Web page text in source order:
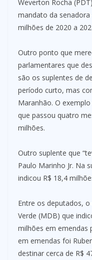
Weverton Rocha
mandato da senadora
milhões de 2020 a
Outro ponto que
parlamentares que
são os suplentes de
período curto, mas
Maranhão. O
que passou quatro
milhões.
Outro suplente que
Paulo Marinho Jr. Na
indicou R$ 18,4
Entre os deputados,
Verde (MDB) que
milhões em emendas
em emendas foi
destinar cerca de R$